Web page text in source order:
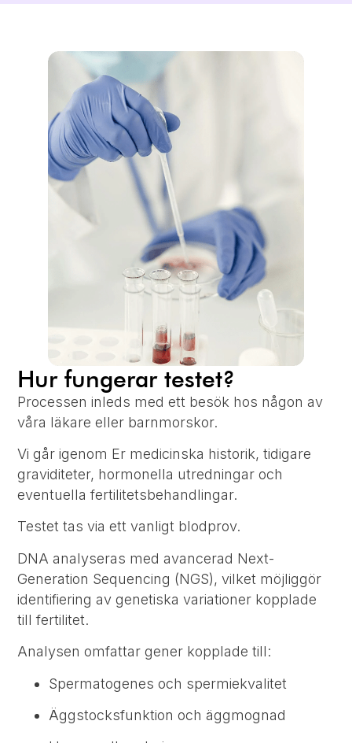
Hur fungerar testet?
Processen inleds med ett besök hos någon av
våra läkare eller barnmorskor.
Vi går igenom Er medicinska historik, tidigare
graviditeter, hormonella utredningar och
eventuella fertilitetsbehandlingar.
Testet tas via ett vanligt blodprov.
DNA analyseras med avancerad Next-
Generation Sequencing (NGS), vilket möjliggör
identifiering av genetiska variationer kopplade
till fertilitet.
Analysen omfattar gener kopplade till:
Spermatogenes och spermiekvalitet
Äggstocksfunktion och äggmognad